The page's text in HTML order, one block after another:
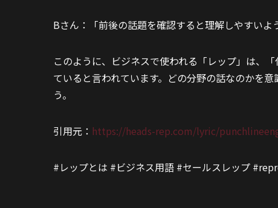
Bさん：「前後の話題を確認すると理解しやすいよ
このように、ビジネスで使われる「レップ」は、
ていると言われています。どの分野の話なのかを
う。
引用元： https://heads-rep.com/lyric/
#レップとは #ビジネス用語 #セールスレップ